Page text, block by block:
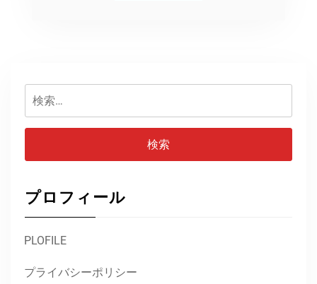
検
索:
プロフィール
PLOFILE
プライバシーポリシー